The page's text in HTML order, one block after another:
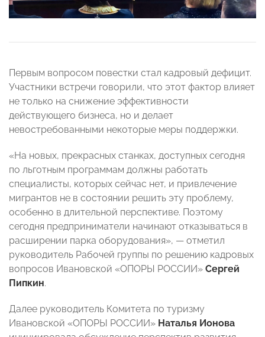
Первым вопросом повестки стал кадровый дефицит.
Участники встречи говорили, что этот фактор влияет
не только на снижение эффективности
действующего бизнеса, но и делает
невостребованными некоторые меры поддержки.
«На новых, прекрасных станках, доступных сегодня
по льготным программам должны работать
специалисты, которых сейчас нет, и привлечение
мигрантов не в состоянии решить эту проблему,
особенно в длительной перспективе. Поэтому
сегодня предприниматели начинают отказываться в
расширении парка оборудования», — отметил
руководитель Рабочей группы по решению кадровых
вопросов Ивановской «ОПОРЫ РОССИИ» Сергей
Пипкин.
Далее руководитель Комитета по туризму
Ивановской «ОПОРЫ РОССИИ» Наталья Ионова